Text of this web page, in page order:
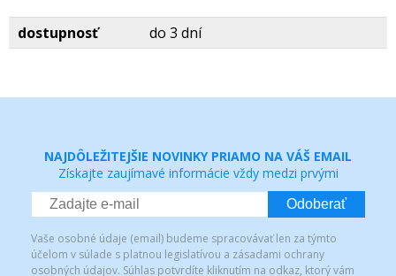
dostupnosť do 3 dní
NAJDÔLEŽITEJŠIE NOVINKY PRIAMO NA VÁŠ EMAIL
Získajte zaujímavé informácie vždy medzi prvými
Odoberať
Vaše osobné údaje (email) budeme spracovávať len za týmto
účelom v súlade s platnou legislatívou a zásadami ochrany
osobných údajov. Súhlas potvrdíte kliknutím na odkaz, ktorý vám